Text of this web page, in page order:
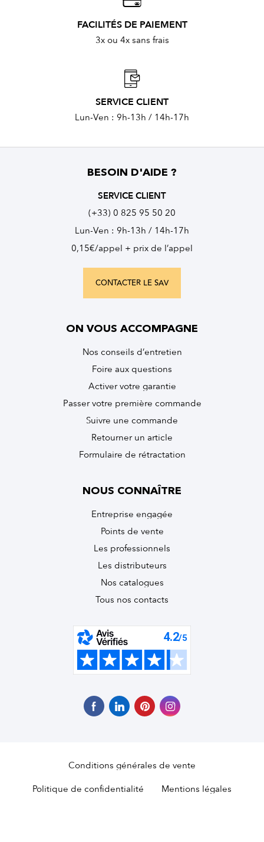
FACILITÉS DE PAIEMENT
3x ou 4x sans frais
SERVICE CLIENT
Lun-Ven : 9h-13h / 14h-17h
BESOIN D'AIDE ?
SERVICE CLIENT
(+33) 0 825 95 50 20
Lun-Ven : 9h-13h / 14h-17h
0,15€/appel + prix de l’appel
CONTACTER LE SAV
ON VOUS ACCOMPAGNE
Nos conseils d’entretien
Foire aux questions
Activer votre garantie
Passer votre première commande
Suivre une commande
Retourner un article
Formulaire de rétractation
NOUS CONNAÎTRE
Entreprise engagée
Points de vente
Les professionnels
Les distributeurs
Nos catalogues
Tous nos contacts
Conditions générales de vente
Politique de confidentialité Mentions légales